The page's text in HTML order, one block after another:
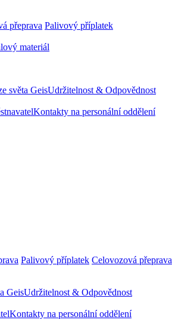
přeprava Palivový příplatek
materiál
světa GeisUdržitelnost & Odpovědnost
Kontakty na personální oddělení
Palivový příplatek Celovozová přeprava
GeisUdržitelnost & Odpovědnost
Kontakty na personální oddělení